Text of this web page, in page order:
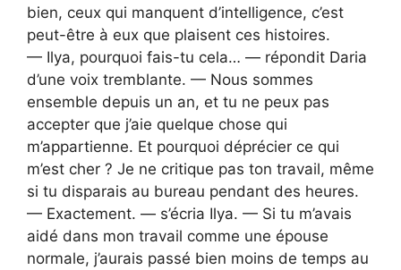
bien, ceux qui manquent d’intelligence, c’est
peut-être à eux que plaisent ces histoires.
— Ilya, pourquoi fais-tu cela… — répondit Daria
d’une voix tremblante. — Nous sommes
ensemble depuis un an, et tu ne peux pas
accepter que j’aie quelque chose qui
m’appartienne. Et pourquoi déprécier ce qui
m’est cher ? Je ne critique pas ton travail, même
si tu disparais au bureau pendant des heures.
— Exactement. — s’écria Ilya. — Si tu m’avais
aidé dans mon travail comme une épouse
normale, j’aurais passé bien moins de temps au